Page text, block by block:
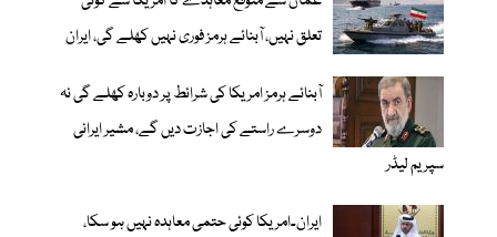
تعلق نہیں، آبنائے ہرمز فوری نہیں کھلے گی، ایران
آبنائے ہرمز امریکا کی شرائط پر دوبارہ کھلے گی نہ
دوسرے راستے کی اجازت دیں گے، مشیر ایرانی
سپریم لیڈر
ایران۔امریکا کوئی حتمی معاہدہ نہیں ہو سکا،